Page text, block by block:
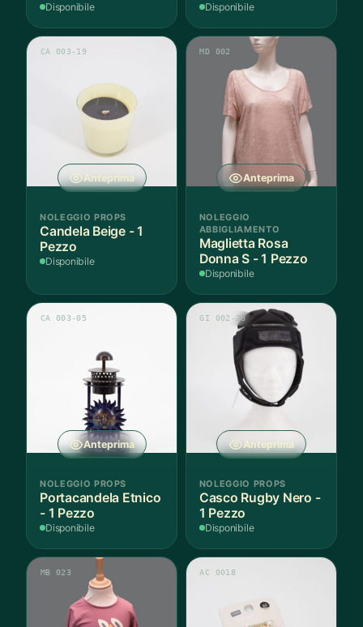
Pezzo
Disponibile Disponibile
Anteprima
CA 003-19
NOLEGGIO PROPS
Candela Beige - 1
Pezzo
Disponibile
Anteprima
MD 002
NOLEGGIO
ABBIGLIAMENTO
Maglietta Rosa
Donna S - 1 Pezzo
Disponibile
Anteprima
CA 003-05
NOLEGGIO PROPS
Portacandela Etnico
- 1 Pezzo
Disponibile
Anteprima
GI 002-28
NOLEGGIO PROPS
Casco Rugby Nero -
1 Pezzo
Disponibile
MB 023 AC 0018